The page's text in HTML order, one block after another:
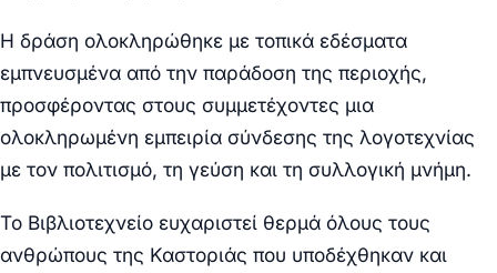
Η δράση ολοκληρώθηκε με τοπικά εδέσματα
εμπνευσμένα από την παράδοση της περιοχής,
προσφέροντας στους συμμετέχοντες μια
ολοκληρωμένη εμπειρία σύνδεσης της λογοτεχνίας
με τον πολιτισμό, τη γεύση και τη συλλογική μνήμη.
Το Βιβλιοτεχνείο ευχαριστεί θερμά όλους τους
ανθρώπους της Καστοριάς που υποδέχθηκαν και